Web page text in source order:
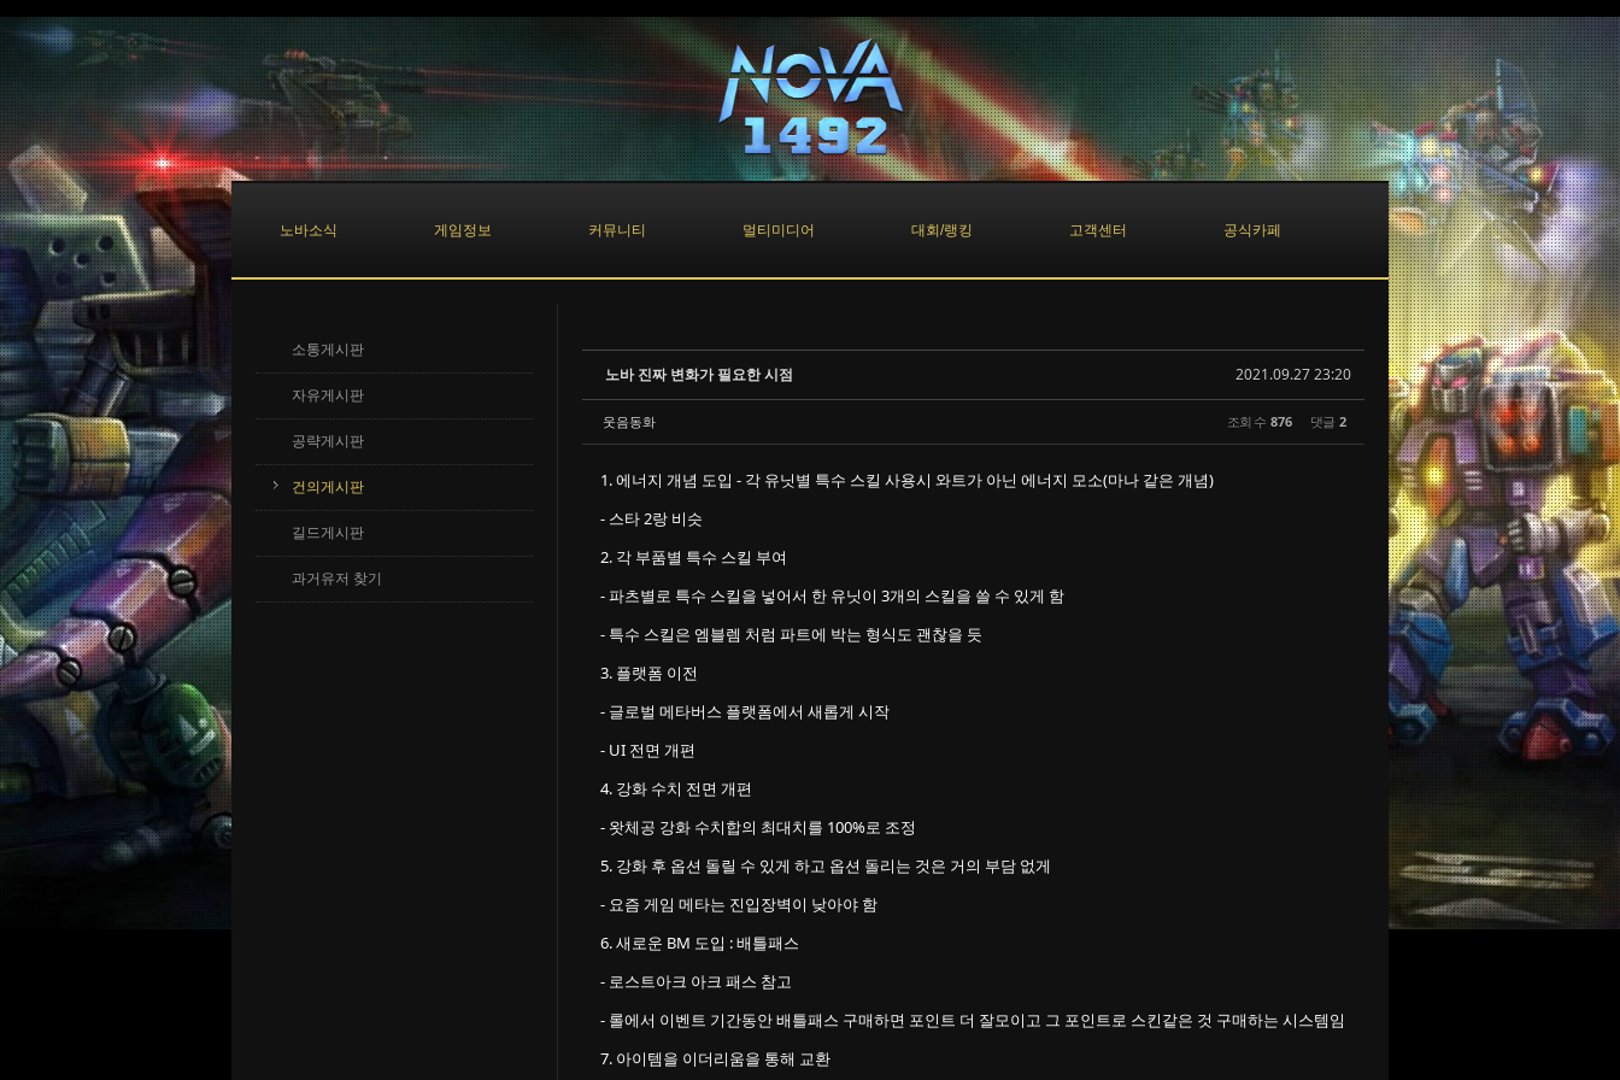
노바소식 게임정보 커뮤니티 멀티미디어 대회/랭킹 고객센터 공식카페
소통게시판
자유게시판
공략게시판
건의게시판
길드게시판
과거유저 찾기
2021.09.27 23:20
노바 진짜 변화가 필요한 시점
웃음동화 조회 수 876 댓글 2
1. 에너지 개념 도입 - 각 유닛별 특수 스킬 사용시 와트가 아닌 에너지 모소(마나 같은 개념)
- 스타 2랑 비슷
2. 각 부품별 특수 스킬 부여
- 파츠별로 특수 스킬을 넣어서 한 유닛이 3개의 스킬을 쓸 수 있게 함
- 특수 스킬은 엠블렘 처럼 파트에 박는 형식도 괜찮을 듯
3. 플랫폼 이전
- 글로벌 메타버스 플랫폼에서 새롭게 시작
- UI 전면 개편
4. 강화 수치 전면 개편
- 왓체공 강화 수치합의 최대치를 100%로 조정
5. 강화 후 옵션 돌릴 수 있게 하고 옵션 돌리는 것은 거의 부담 없게
- 요즘 게임 메타는 진입장벽이 낮아야 함
6. 새로운 BM 도입 : 배틀패스
- 로스트아크 아크 패스 참고
- 롤에서 이벤트 기간동안 배틀패스 구매하면 포인트 더 잘모이고 그 포인트로 스킨같은 것 구매하는 시스템임
7. 아이템을 이더리움을 통해 교환
Sketchbook5, 스케치북5
Sketchbook5, 스케치북5